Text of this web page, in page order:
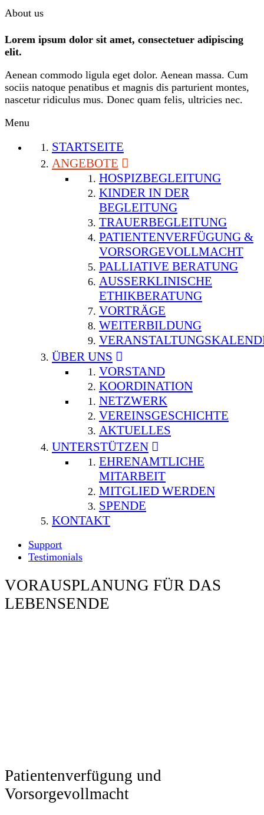
About us
Lorem ipsum dolor sit amet, consectetuer adipiscing
elit.
Aenean commodo ligula eget dolor. Aenean massa. Cum
sociis natoque penatibus et magnis dis parturient montes,
nascetur ridiculus mus. Donec quam felis, ultricies nec.
Menu
STARTSEITE
ANGEBOTE
HOSPIZBEGLEITUNG
KINDER IN DER
BEGLEITUNG
TRAUERBEGLEITUNG
PATIENTENVERFÜGUNG &
VORSORGEVOLLMACHT
PALLIATIVE BERATUNG
AUSSERKLINISCHE E
THIKBERATUNG
VORTRÄGE
WEITERBILDUNG
ÜBER UNS
VORSTAND
KOORDINATION
NETZWERK
VEREINSGESCHICHTE
AKTUELLES
UNTERSTÜTZEN
EHRENAMTLICHE
MITARBEIT
MITGLIED WERDEN
SPENDE
KONTAKT
Support
Testimonials
VORAUSPLANUNG FÜR DAS
LEBENSENDE
Patientenverfügung und
Vorsorgevollmacht